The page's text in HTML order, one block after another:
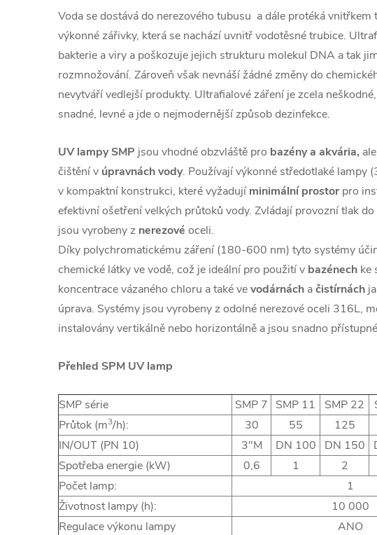
Voda se dostává do nerezového tubusu a dále protéká vnitřkem
výkonné zářivky, která se nachází uvnitř vodotěsné trubice.
bakterie a viry a poškozuje jejich strukturu molekul DNA a tak
rozmnožování. Zároveň však nevnáší žádné změny do
nevytváří vedlejší produkty. Ultrafialové záření je zcela
snadné, levné a jde o nejmodernější způsob dezinfekce.
UV lampy SMP jsou vhodné obzvláště pro bazény a akvária,
čištění v úpravnáchvody. Používají výkonné středotlaké lampy
v kompaktní konstrukci, které vyžadují minimální prostor pro
efektivní ošetření velkých průtoků vody. Zvládají provozní tlak do
jsou vyrobeny z nerezové oceli.
Díky polychromatickému záření (180-600 nm) tyto systémy
chemické látky ve vodě, což je ideální pro použití v bazénech ke
koncentrace vázaného chloru a také vevodárnách ačistírnách
úprava. Systémy jsou vyrobeny z odolné nerezové oceli 316L,
instalovány vertikálně nebo horizontálně a jsou snadno
Přehled SPM UV lamp
SMP série SMP 7 SMP 11 SMP 22
Průtok (m3/h): 30 55 125
IN/OUT (PN 10)
3"M DN 100 DN 150
Spotřeba energie (kW)
0,6 1 2
Počet lamp:
1
Životnost lampy (h):
10 000
Regulace výkonu lampy
ANO